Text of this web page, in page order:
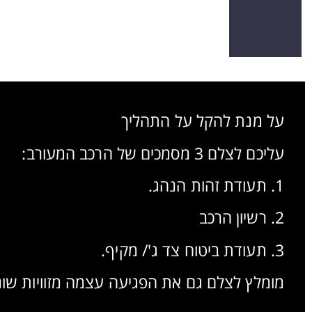
על מנת להקל על התהליך
עליכם לצלם 3 מסמכים של הרכב המעורב:
1. תעודת זהות הנהג.
2. רשיון הרכב
3. תעודת ביטוח צד ג'/ מקיף.
מומלץ לצלם גם את הפגיעה עצמה מזוויות